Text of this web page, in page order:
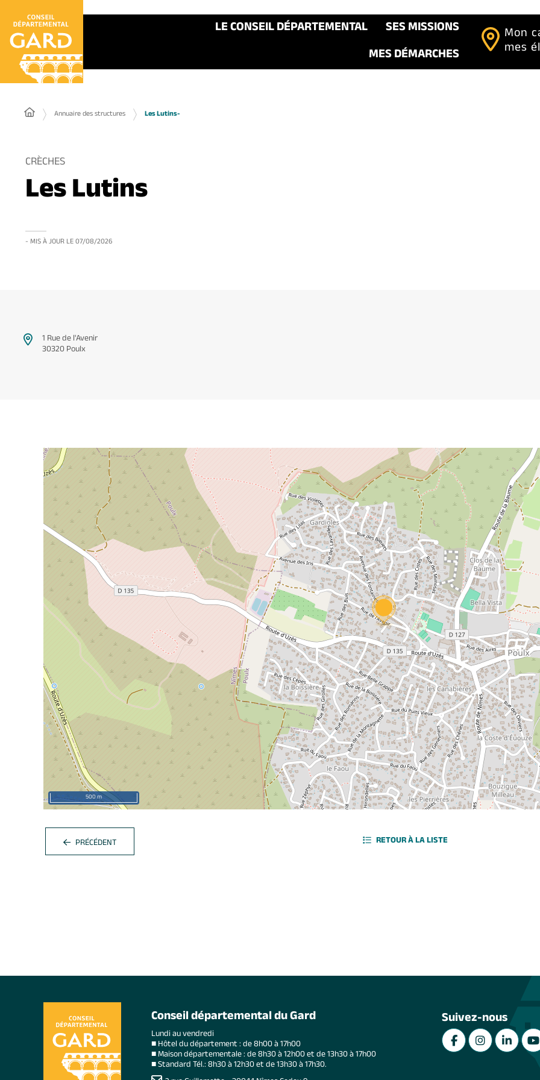
LE CONSEIL DÉPARTEMENTAL
SES MISSIONS
MES DÉMARCHES
Mon
mes
Annuaire des structures Les Lutins-
CRÈCHES
Les Lutins
- MIS À JOUR LE07/08/2026
1 Rue de l'Avenir
30320 Poulx
500 m
PRÉCÉDENT RETOUR À LA LISTE
Conseil départemental du Gard
Lundi au vendredi
■ Hôtel du département : de 8h00 à 17h00
■ Maison départementale : de 8h30 à 12h00 et de 13h30 à 17h00
■ Standard Tél.: 8h30 à 12h30 et de 13h30 à 17h30.
Suivez-nous